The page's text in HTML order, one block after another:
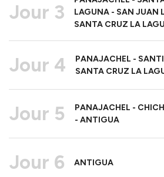
Jour 3
LAGUNA - SAN JUAN
SANTA CRUZ LA
Jour 4
PANAJACHEL -
SANTA CRUZ LA
Jour 5
PANAJACHEL -
- ANTIGUA
Jour 6 ANTIGUA